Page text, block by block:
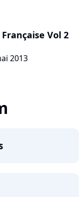
Vol 2
2013